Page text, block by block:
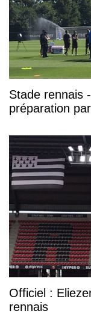
Stade rennais
préparation
Officiel :
rennais